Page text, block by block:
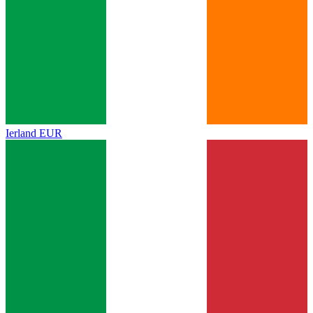
Ierland EUR